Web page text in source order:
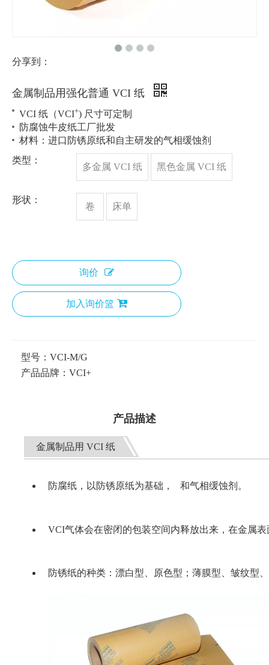
分享到：
金属制品用强化普通 VCI 纸
VCI 纸（VCI+) 尺寸可定制
防腐蚀牛皮纸工厂批发
材料：进口防锈原纸和自主研发的气相缓蚀剂
类型：
多金属 VCI 纸 黑色金属 VCI 纸
形状：
卷 床单
询价
加入询价篮
型号： VCI-M/G
产品品牌： VCI+
产品描述
金属制品用 VCI 纸
防腐纸，以防锈原纸为基础， 和气相缓蚀剂。
VCI气体会在密闭的包装空间内释放出来，在金属
防锈纸的种类：漂白型、原色型；薄膜型、皱纹型